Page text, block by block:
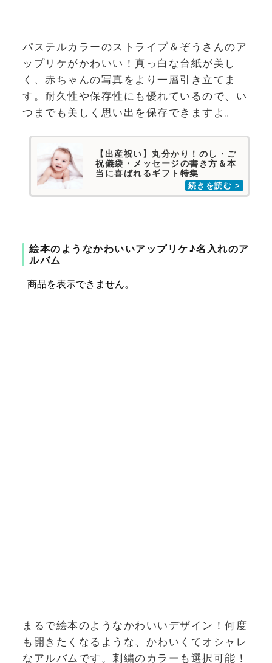
パステルカラーのストライプ＆ぞうさんのア
ップリケがかわいい！真っ白な台紙が美し
く、赤ちゃんの写真をより一層引き立てま
す。耐久性や保存性にも優れているので、い
つまでも美しく思い出を保存できますよ。
【出産祝い】丸分かり！のし・ご
祝儀袋・メッセージの書き方＆本
当に喜ばれるギフト特集
絵本のようなかわいいアップリケ♪名入れのア
ルバム
まるで絵本のようなかわいいデザイン！何度
も開きたくなるような、かわいくてオシャレ
なアルバムです。刺繍のカラーも選択可能！